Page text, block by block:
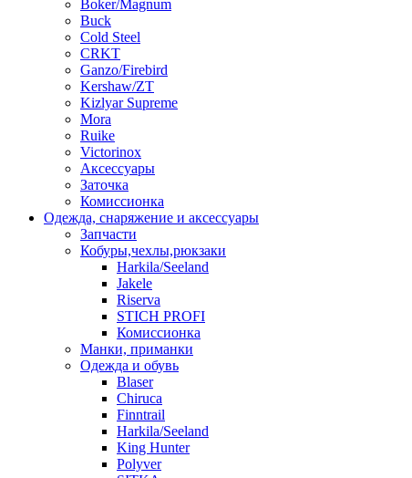
Boker/Magnum
Buck
Cold Steel
CRKT
Ganzo/Firebird
Kershaw/ZT
Kizlyar Supreme
Mora
Ruike
Victorinox
Аксессуары
Заточка
Комиссионка
Одежда, снаряжение и аксессуары
Запчасти
Кобуры,чехлы,рюкзаки
Harkila/Seeland
Jakele
Riserva
STICH PROFI
Комиссионка
Манки, приманки
Одежда и обувь
Blaser
Chiruca
Finntrail
Harkila/Seeland
King Hunter
Polyver